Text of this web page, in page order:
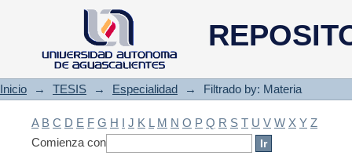
Filtrado by: Materia
Inicio → TESIS → Especialidad → Filtrado by: Materia
A B C D E F G H I J K L M N O P Q R S T U V W X Y Z
Comienza con